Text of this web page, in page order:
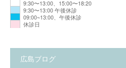
9:30〜13:00、15:00〜18:20
9:30〜13:00 午後休診
09:00~13:00、午後休診
休診日
広島ブログ